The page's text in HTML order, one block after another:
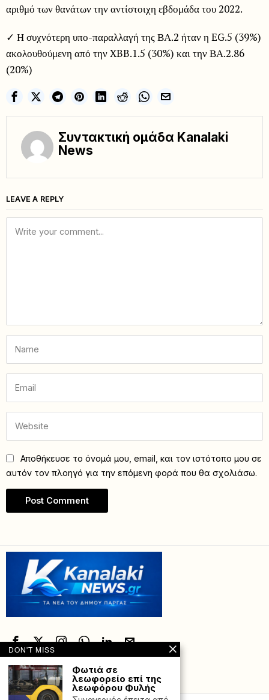
αριθμό των θανάτων την αντίστοιχη εβδομάδα του 2022.
✓ Η συχνότερη υπο-παραλλαγή της ΒΑ.2 ήταν η EG.5 (39%)
ακολουθούμενη από την XBB.1.5 (30%) και την ΒΑ.2.86
(20%)
Συντακτική ομάδα Kanalaki
News
LEAVE A REPLY
Αποθήκευσε το όνομά μου, email, και τον ιστότοπο μου σε
αυτόν τον πλοηγό για την επόμενη φορά που θα σχολιάσω.
Powered with by Hostville”)
DON'T MISS
Φωτιά σε
λεωφορείο επί της
λεωφόρου Φυλής